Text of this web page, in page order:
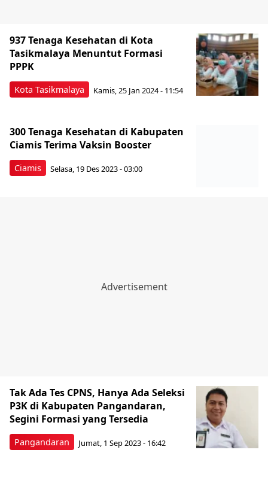
Kota Tasikmalaya
937 Tenaga Kesehatan di Kota
Tasikmalaya Menuntut Formasi
PPPK
Kamis, 25 Jan 2024 - 11:54
Ciamis
300 Tenaga Kesehatan di Kabupaten
Ciamis Terima Vaksin Booster
Selasa, 19 Des 2023 - 03:00
Pangandaran
Tak Ada Tes CPNS, Hanya Ada Seleksi
P3K di Kabupaten Pangandaran,
Segini Formasi yang Tersedia
Jumat, 1 Sep 2023 - 16:42